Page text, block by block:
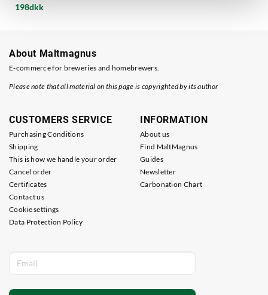
198dkk
About Maltmagnus
E-commerce for breweries and homebrewers.
Please note that all material on this page is copyrighted by its author
CUSTOMERS SERVICE
Purchasing Conditions
Shipping
This is how we handle your order
Cancel order
Certificates
Contact us
Cookie settings
Data Protection Policy
INFORMATION
About us
Find MaltMagnus
Guides
Newsletter
Carbonation Chart